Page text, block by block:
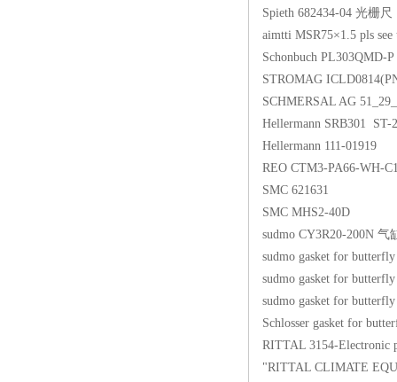
Spieth 682434-04 光栅尺
aimtti MSR75×1.5 pls
Schonbuch PL303QMD-
STROMAG
SCHMERSAL AG
Hellermann SRB301
Hellermann 111-01919
REO CTM3-PA66-WH-
SMC 621631
SMC MHS2-40D
sudmo CY3R20-200N 气
sudmo gasket for
sudmo gasket for
sudmo gasket for
Schlosser gasket for
RITTAL 3154-Electronic
"RITTAL CLIMATE